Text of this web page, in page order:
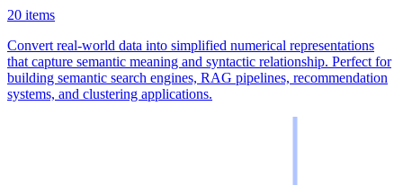
20 items
Convert real-world data into simplified numerical representations
that capture semantic meaning and syntactic relationship. Perfect for
building semantic search engines, RAG pipelines, recommendation
systems, and clustering applications.